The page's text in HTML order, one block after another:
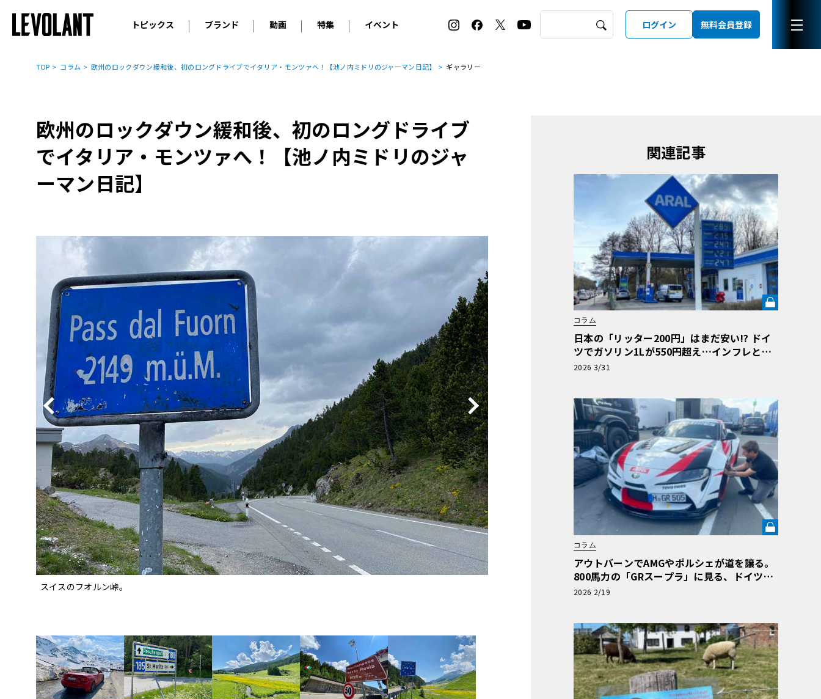
トピックス
ニュース
コラム
ブランド
輸入車 アウディ BMW
アルピナ
プジョー
ルノー
アバルト
アルファ・ロメオ
フェラーリ
ランボルギーニ
マセラティ
アストン・マーティン
ボルボ
キャデラック
シボレー
テスラ
BYD
その他
レクサス
日産
ホンダ
マツダ
三菱
ダイハツ
スズキ
光岡
その他
動画
オリジナル動画
特集
2026 サマータイヤ＆ホイール バイヤーズガイド
ホイールカタログ
タイヤ特集
イベント
ル・ボラン カーズ・ミート2026横浜
EV:LIFE KOBE 2025
ル・ボラン カーズ・ミート2025横浜
ログイン 無料会員登録
TOP コラム 欧州のロックダウン緩和後、初のロングドライブでイタリア・モンツァへ！【池ノ内ミドリのジャーマン日記】 ギャラリー
欧州のロックダウン緩和後、初のロングドライブ
でイタリア・モンツァへ！【池ノ内ミドリのジャ
ーマン日記】
スイスのフオルン峠。
関連記事
コラム
日本の「リッター200円」はまだ安い!? ドイ
ツでガソリン1Lが550円超え…インフレと戦
うアウトバーン節約ドライブ術《LE VOLANT
2026 3/31
コラム
アウトバーンでAMGやポルシェが道を譲る。
800馬力の「GRスープラ」に見る、ドイツ人
の日本車リスペクト【木下隆之コラム】《LE
2026 2/19